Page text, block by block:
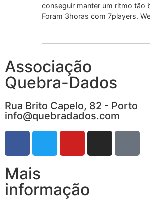
conseguir manter um ritmo tão
Foram 3horas com 7players.
Associação
Quebra-Dados
Rua Brito Capelo, 82 - Porto
info@quebradados.com
Mais
informação